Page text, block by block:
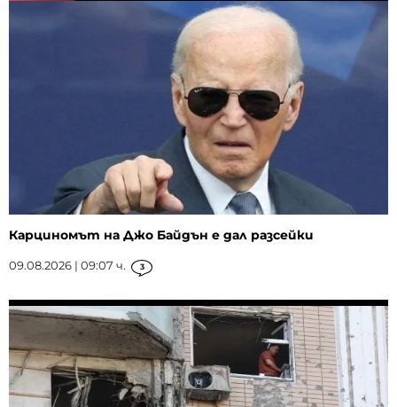
Карциномът на Джо Байдън е дал разсейки
09.08.2026 | 09:07 ч. 3